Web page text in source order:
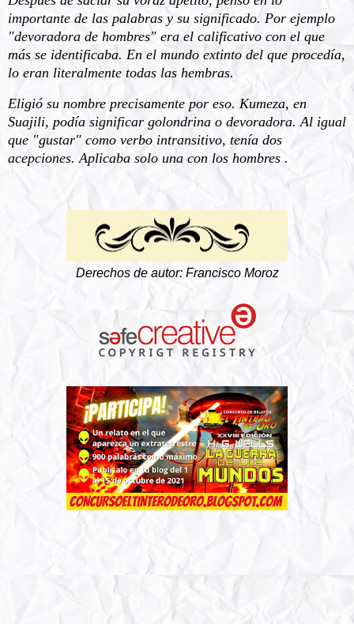
importante de las palabras y su significado. Por ejemplo
"devoradora de hombres" era el calificativo con el que
más se identificaba. En el mundo extinto del que procedía,
lo eran literalmente todas las hembras.
Eligió su nombre precisamente por eso. Kumeza, en
Suajili, podía significar golondrina o devoradora. Al igual
que "gustar" como verbo intransitivo, tenía dos
acepciones. Aplicaba solo una con los hombres .
Derechos de autor: Francisco Moroz